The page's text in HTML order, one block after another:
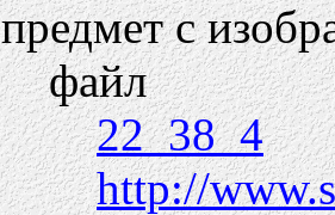
предмет с
файл
22_38_4
http://